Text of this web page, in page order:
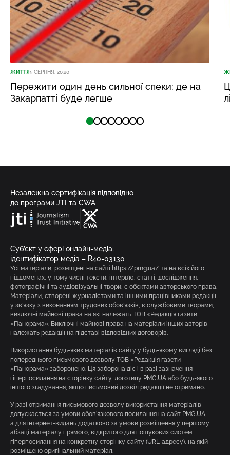
ЖИТТЯ5 СЕРПНЯ, 20:20
Пережити один день сильної спеки: де на
Закарпатті буде легше
Незалежна сертифікація відповідно
до програми JTI та CWA
Суб’єкт у сфері онлайн-медіа;
ідентифікатор медіа – R40-03130
Усі матеріали, розміщені на сайті https://pmg.ua/ та на всіх його
піддоменах, у тому числі тексти, інтерв’ю, статті, дослідження,
фотографічні та аудіовізуальні твори, є об’єктами авторського права.
Матеріали, створені журналістами та іншими працівниками редакції
у зв’язку з виконанням трудових обов’язків, є службовими творами,
виключні майнові права на які належать ТОВ «Редакція газети
«Панорама». Виключні майнові права на матеріали інших авторів
належать редакції на підставі відповідних договорів.
Використання будь-яких матеріалів сайту у будь-якому вигляді без
попереднього письмового дозволу ТОВ «Редакція газети
«Панорама» заборонено. Ця заборона діє і в разі зазначення
гіперпосилання на сторінку сайту, логотипу PMG.UA або будь-якого
іншого згадування, якщо письмовий дозвіл редакції не отримано.
У разі отримання письмового дозволу використання матеріалів
допускається за умови обов’язкового посилання на сайт PMG.UA,
а для інтернет-видань додатково за умови розміщення у першому
абзаці матеріалу прямого, відкритого для пошукових систем
гіперпосилання на конкретну сторінку сайту (URL-адресу), на якій
розміщено оригінальний матеріал.